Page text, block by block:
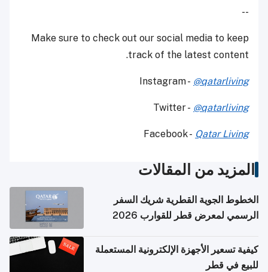
--
Make sure to check out our social media to keep
track of the latest content.
Instagram - @qatarliving
Twitter - @qatarliving
Facebook - Qatar Living
المزيد من المقالات
الخطوط الجوية القطرية شريك السفر
الرسمي لمعرض قطر للقوارب 2026
كيفية تسعير الأجهزة الإلكترونية المستعملة
للبيع في قطر